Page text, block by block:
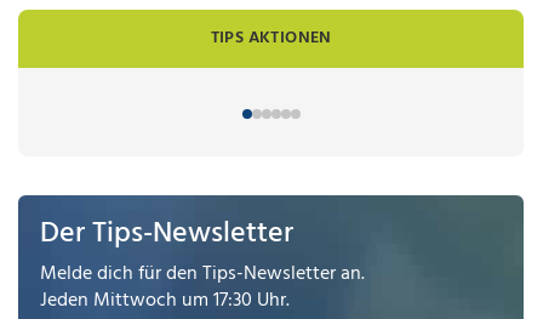
TIPS AKTIONEN
Der Tips-Newsletter
Melde dich für den Tips-Newsletter an.
Jeden Mittwoch um 17:30 Uhr.